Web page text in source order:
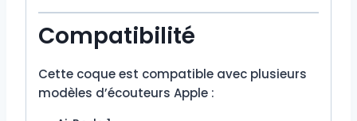
Compatibilité
Cette coque est compatible avec plusieurs
modèles d’écouteurs Apple :